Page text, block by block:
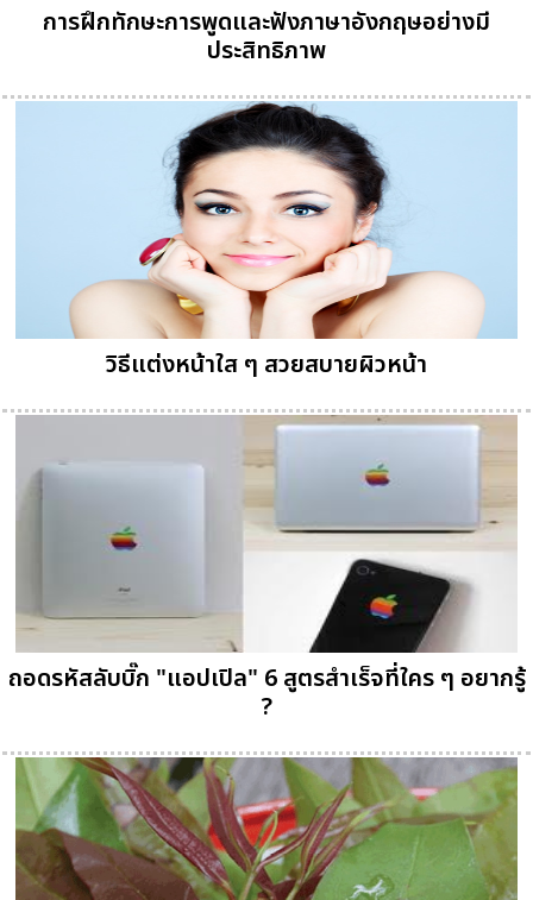
การฝึกทักษะการพูดและฟังภาษาอังกฤษอย่างมี
ประสิทธิภาพ
วิธีแต่งหน้าใส ๆ สวยสบายผิวหน้า
ถอดรหัสลับบิ๊ก "แอปเปิล" 6 สูตรสำเร็จที่ใคร ๆ อยากรู้
?